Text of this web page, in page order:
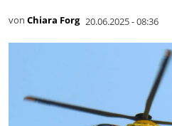
von Chiara Forg 20.06.2025 - 08:36